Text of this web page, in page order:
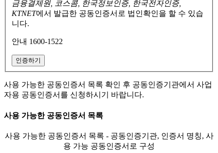
금융결제원, 코스콤, 한국정보인증, 한국전자인증,
KTNET에서 발급한 공동인증서로 법인확인을 할 수 있습
니다.
안내 1600-1522
인증하기
사용 가능한 공동인증서 목록 확인 후 공동인증기관에서 사업
자용 공동인증서를 신청하시기 바랍니다.
사용 가능한 공동인증서 목록
사용 가능한 공동인증서 목록 - 공동인증기관, 인증서 명칭, 사
용 가능 공동인증서로 구성